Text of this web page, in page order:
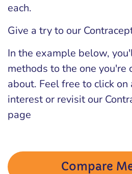
each.
Give a try to our
In the example below,
methods to the one you're
about. Feel free to click
interest or revisit our
page
Compare